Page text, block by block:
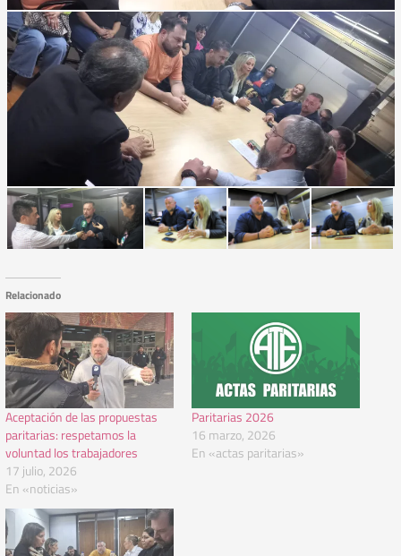
Relacionado
Aceptación de las propuestas
paritarias: respetamos la
voluntad los trabajadores
17 julio, 2026
En «noticias»
Paritarias 2026
16 marzo, 2026
En «actas paritarias»